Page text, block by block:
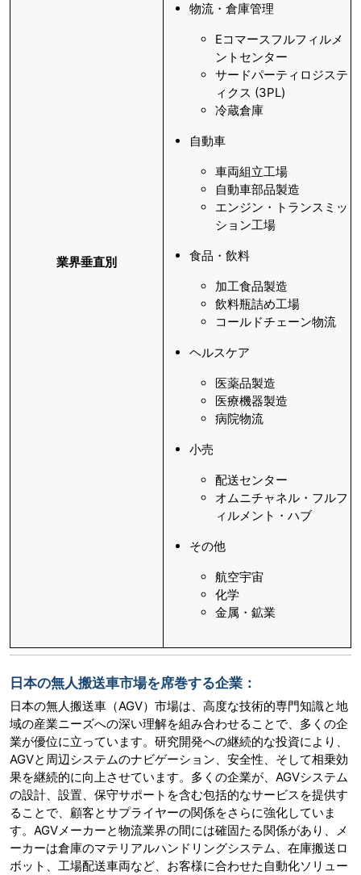
業界垂直別
物流・倉庫管理
Eコマースフルフィルメ
ントセンター
サードパーティロジステ
ィクス (3PL)
冷蔵倉庫
自動車
車両組立工場
自動車部品製造
エンジン・トランスミッ
ション工場
食品・飲料
加工食品製造
飲料瓶詰め工場
コールドチェーン物流
ヘルスケア
医薬品製造
医療機器製造
病院物流
小売
配送センター
オムニチャネル・フルフ
ィルメント・ハブ
その他
航空宇宙
化学
金属・鉱業
日本の無人搬送車市場を席巻する企業：
日本の無人搬送車（AGV）市場は、高度な技術的専門知識と地
域の産業ニーズへの深い理解を組み合わせることで、多くの企
業が優位に立っています。研究開発への継続的な投資により、
AGVと周辺システムのナビゲーション、安全性、そして相乗効
果を継続的に向上させています。多くの企業が、AGVシステム
の設計、設置、保守サポートを含む包括的なサービスを提供す
ることで、顧客とサプライヤーの関係をさらに強化していま
す。AGVメーカーと物流業界の間には確固たる関係があり、メ
ーカーは倉庫のマテリアルハンドリングシステム、在庫搬送ロ
ボット、工場配送車両など、お客様に合わせた自動化ソリュー